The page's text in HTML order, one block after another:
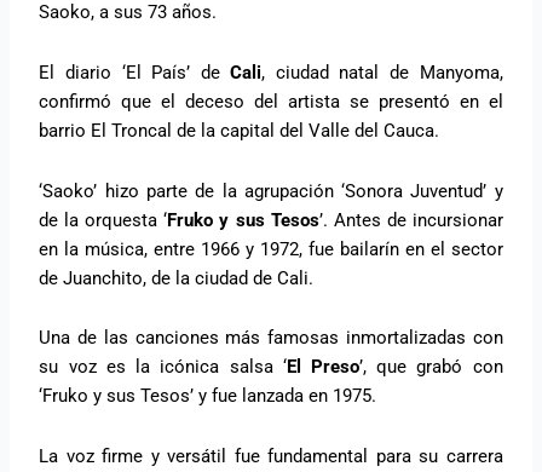
Saoko, a sus 73 años.
El diario ‘El País’ deCali, ciudad natal de Manyoma,
confirmó que el deceso del artista se presentó en el
barrio El Troncal de la capital del Valle del Cauca.
‘Saoko’ hizo parte de la agrupación ‘Sonora Juventud’ y
de la orquesta ‘Fruko y sus Tesos’. Antes de incursionar
en la música, entre 1966 y 1972, fue bailarín en el sector
de Juanchito, de la ciudad de Cali.
Una de las canciones más famosas inmortalizadas con
su voz es la icónica salsa ‘El Preso’, que grabó con
‘Fruko y sus Tesos’ y fue lanzada en 1975.
La voz firme y versátil fue fundamental para su carrera